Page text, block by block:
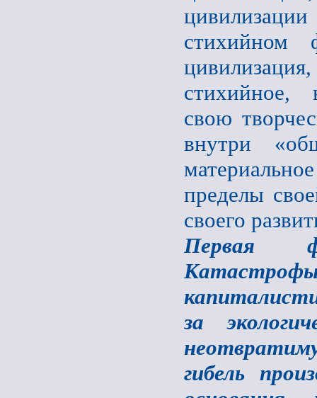
стихийном
стихийное,
свою
внутри
пределы
своего
Первая
Катастрофы
за
гибель